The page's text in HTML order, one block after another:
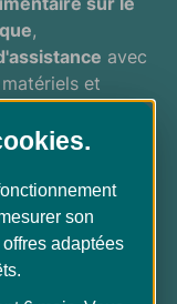
,
avec
et
commandes
,
l'accessibilité
.
son
adaptées